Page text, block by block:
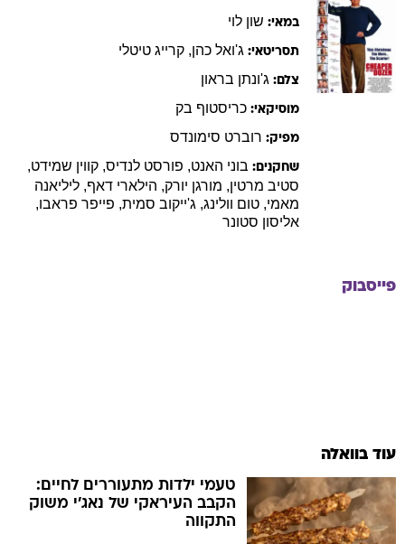
במאי: שון לוי
תסריטאי: ג'ואל כהן, קרייג טיטלי
צלם: ג'ונתן בראון
מוסיקאי: כריסטוף בק
מפיק: רוברט סימונדס
שחקנים: בוני האנט, פורסט לנדיס, קווין שמידט,
סטיב מרטין, מורגן יורק, הילארי דאף, ליליאנה
מאמי, טום וולינג, ג'ייקוב סמית, פייפר פראבו,
אליסון סטונר
פייסבוק
עוד בוואלה
טעמי ילדות מתעוררים לחיים:
הקבב העיראקי של נאג׳י משוק
התקווה